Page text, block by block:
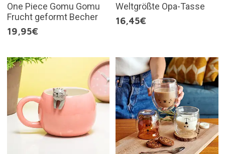
One Piece Gomu Gomu
Frucht geformt Becher
19,95€
Weltgrößte Opa-Tasse
16,45€